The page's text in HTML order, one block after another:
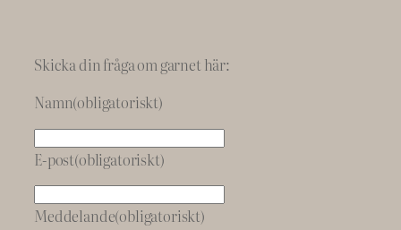
d
Skicka din fråga om garnet här:
Namn(obligatoriskt)
E-post(obligatoriskt)
Meddelande(obligatoriskt)